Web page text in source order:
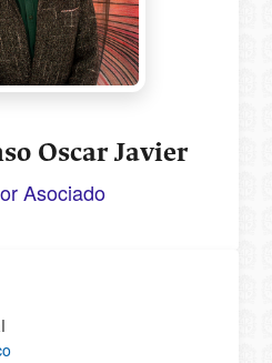
Oscar Javier
Asociado